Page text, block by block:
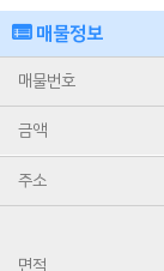
매물정보
매물번호
금액
주소
면적